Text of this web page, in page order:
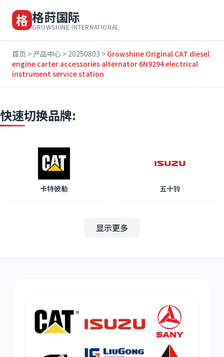
格 格莳国际
GROWSHINE INTERNATIONAL
首页 > 产品中心 > 20250803 > Growshine Original CAT diesel
engine carter accessories alternator 6N9294 electrical
instrument service station
快速切换品牌:
卡特彼勒 五十铃
其他 小松
沃尔沃 康明斯
显示更多